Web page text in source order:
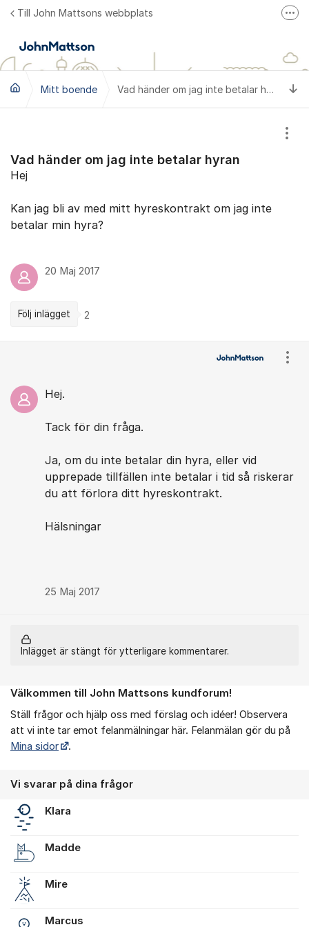
Hoppa till innehåll
Till John Mattsons webbplats
John Mattson på Facebook
Mitt boende Vad händer om jag inte betalar hyran
Vad händer om jag inte betalar hyran
Hej
Kan jag bli av med mitt hyreskontrakt om jag inte
betalar min hyra?
20 Maj 2017
Följ inlägget 2
Hej.
Tack för din fråga.
Ja, om du inte betalar din hyra, eller vid
upprepade tillfällen inte betalar i tid så riskerar
du att förlora ditt hyreskontrakt.
Hälsningar
25 Maj 2017
Inlägget är stängt för ytterligare kommentarer.
Om forumet
Välkommen till John Mattsons kundforum!
Ställ frågor och hjälp oss med förslag och idéer! Observera
att vi inte tar emot felanmälningar här. Felanmälan gör du på
Mina sidor
.
Vi svarar på dina frågor
Klara
Madde
Mire
Marcus